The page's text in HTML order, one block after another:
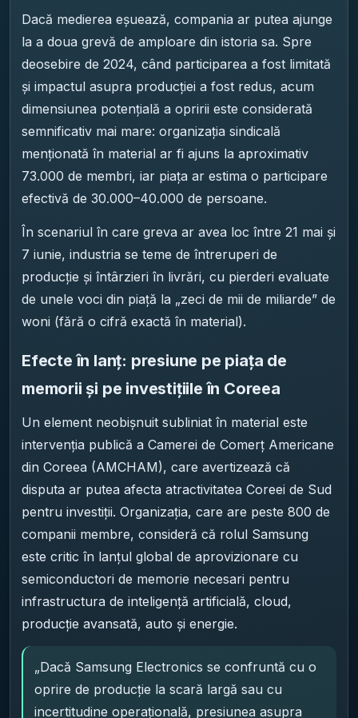
Dacă medierea eșuează, compania ar putea ajunge
la a doua grevă de amploare din istoria sa. Spre
deosebire de 2024, când participarea a fost limitată
și impactul asupra producției a fost redus, acum
dimensiunea potențială a opririi este considerată
semnificativ mai mare: organizația sindicală
menționată în material ar fi ajuns la aproximativ
73.000 de membri, iar piața ar estima o participare
efectivă de 30.000–40.000 de persoane.
În scenariul în care greva ar avea loc între 21 mai și
7 iunie, industria se teme de întreruperi de
producție și întârzieri în livrări, cu pierderi evaluate
de unele voci din piață la „zeci de mii de miliarde” de
woni (fără o cifră exactă în material).
Efecte în lanț: presiune pe piața de
memorii și pe investițiile în Coreea
Un element neobișnuit subliniat în material este
intervenția publică a Camerei de Comerț Americane
din Coreea (AMCHAM), care avertizează că
disputa ar putea afecta atractivitatea Coreei de Sud
pentru investiții. Organizația, care are peste 800 de
companii membre, consideră că rolul Samsung
este critic în lanțul global de aprovizionare cu
semiconductori de memorie necesari pentru
infrastructura de inteligență artificială, cloud,
producție avansată, auto și energie.
„Dacă Samsung Electronics se confruntă cu o
oprire de producție la scară largă sau cu
incertitudine operațională, presiunea asupra